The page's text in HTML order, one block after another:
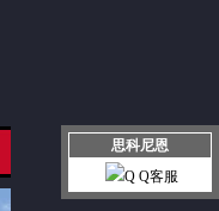
思科尼恩
Q Q客服